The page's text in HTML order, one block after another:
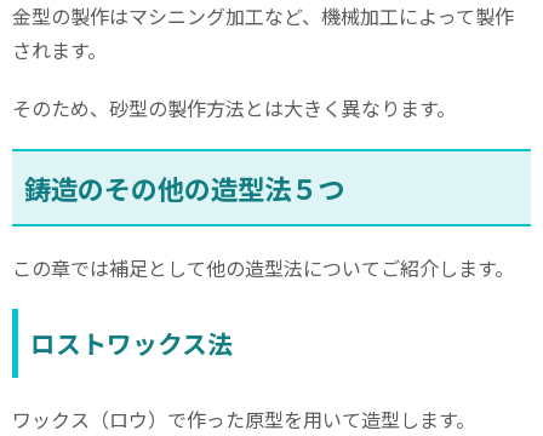
金型の製作はマシニング加工など、機械加工によって製作
されます。
そのため、砂型の製作方法とは大きく異なります。
鋳造のその他の造型法５つ
この章では補足として他の造型法についてご紹介します。
ロストワックス法
ワックス（ロウ）で作った原型を用いて造型します。